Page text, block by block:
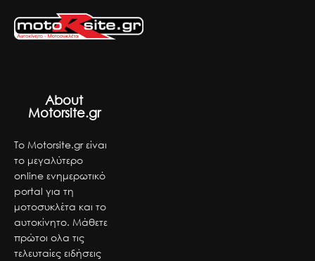
About
Motorsite.gr
Το Motorsite.gr είναι
το μεγαλύτερο
online ενημερωτικό
portal για τη
μοτοσυκλέτα και το
αυτοκίνητο. Μάθετε
πρώτοι ολα τις
τελευταίες ειδήσεις